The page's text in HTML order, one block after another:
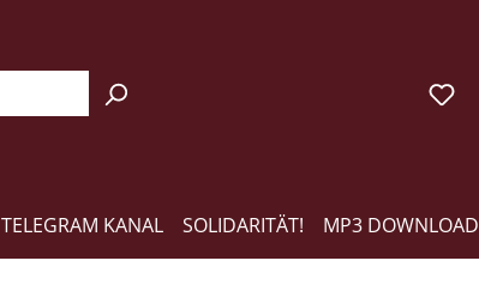
TELEGRAM KANAL SOLIDARITÄT! MP3 DOWNLOAD